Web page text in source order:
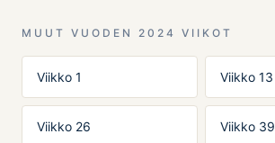
MUUT VUODEN 2024 VIIKOT
Viikko 1 Viikko 13
Viikko 26 Viikko 39